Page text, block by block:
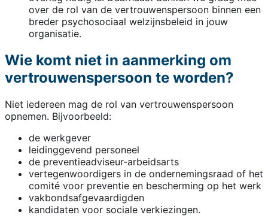
over de rol van de vertrouwenspersoon binnen een
breder psychosociaal welzijnsbeleid in jouw
organisatie.
Wie komt niet in aanmerking om
vertrouwenspersoon te worden?
Niet iedereen mag de rol van vertrouwenspersoon
opnemen. Bijvoorbeeld:
de werkgever
leidinggevend personeel
de preventieadviseur-arbeidsarts
vertegenwoordigers in de ondernemingsraad of het
comité voor preventie en bescherming op het werk
vakbondsafgevaardigden
kandidaten voor sociale verkiezingen.